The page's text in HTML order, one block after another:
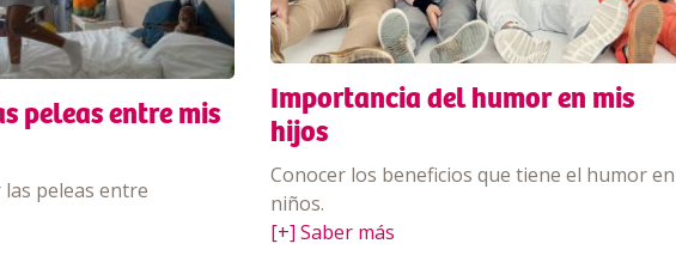
peleas entre mis
peleas entre
Importancia del humor en mis
hijos
Conocer los beneficios que tiene el humor en
niños.
[+] Saber más